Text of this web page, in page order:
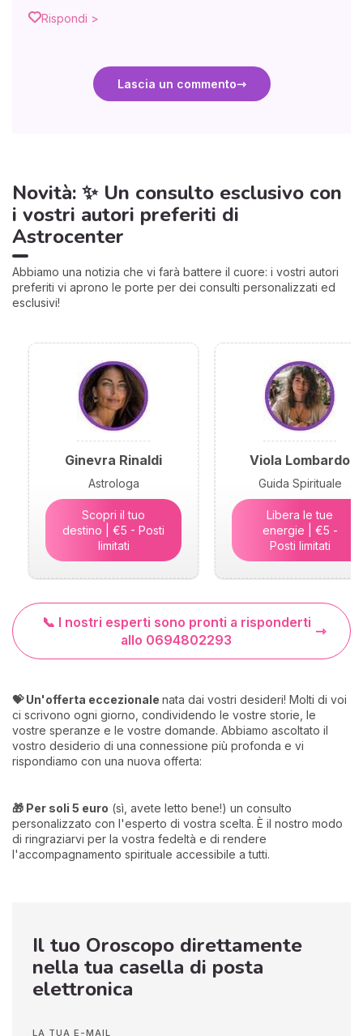
Rispondi >
Lascia un commento
Novità: ✨ Un consulto esclusivo con
i vostri autori preferiti di
Astrocenter
Abbiamo una notizia che vi farà battere il cuore: i vostri autori
preferiti vi aprono le porte per dei consulti personalizzati ed
esclusivi!
Ginevra Rinaldi
Astrologa
Scopri il tuo
destino | €5 - Posti
limitati
Viola Lombardo
Guida Spirituale
Libera le tue
energie | €5 -
Posti limitati
📞 I nostri esperti sono pronti a risponderti
allo 0694802293
💝 Un'offerta eccezionale nata dai vostri desideri! Molti di voi
ci scrivono ogni giorno, condividendo le vostre storie, le
vostre speranze e le vostre domande. Abbiamo ascoltato il
vostro desiderio di una connessione più profonda e vi
rispondiamo con una nuova offerta:
🎁 Per soli 5 euro (sì, avete letto bene!) un consulto
personalizzato con l'esperto di vostra scelta. È il nostro modo
di ringraziarvi per la vostra fedeltà e di rendere
l'accompagnamento spirituale accessibile a tutti.
Il tuo Oroscopo direttamente
nella tua casella di posta
elettronica
LA TUA E-MAIL